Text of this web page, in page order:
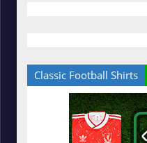
Classic Football Shirts